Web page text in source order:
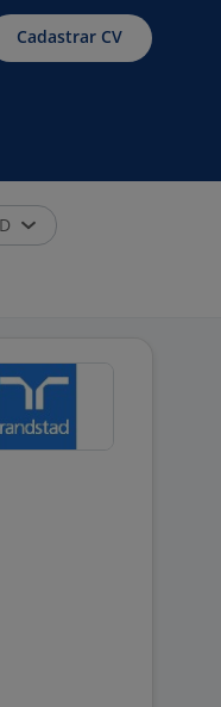
Cadastrar CV